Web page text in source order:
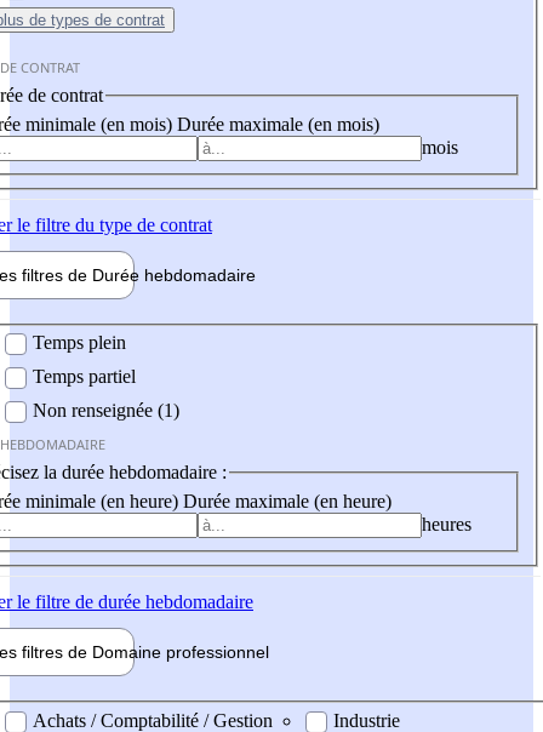
de types de contrat
CONTRAT
de contrat
minimale (en mois) Durée maximale (en mois)
mois
le filtre du type de contrat
filtres de Durée hebdomadaire
Temps plein
Temps partiel
Non renseignée (1)
la durée hebdomadaire :
minimale (en heure) Durée maximale (en heure)
heures
le filtre de durée hebdomadaire
filtres de Domaine professionnel
professionel
Achats / Comptabilité / Gestion
Industrie